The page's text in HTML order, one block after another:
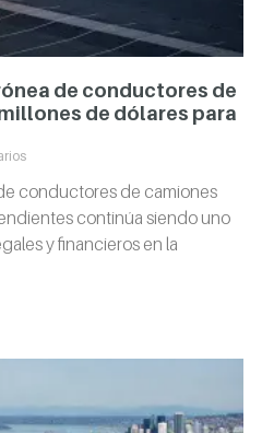
de conductores de
de dólares para
conductores de camiones
continúa siendo uno
y financieros en la